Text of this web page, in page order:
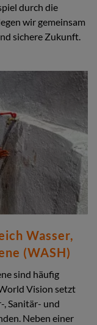
durch die
wir gemeinsam
sichere Zukunft.
Wasser,
(WASH)
sind häufig
Vision setzt
, Sanitär- und
Neben einer